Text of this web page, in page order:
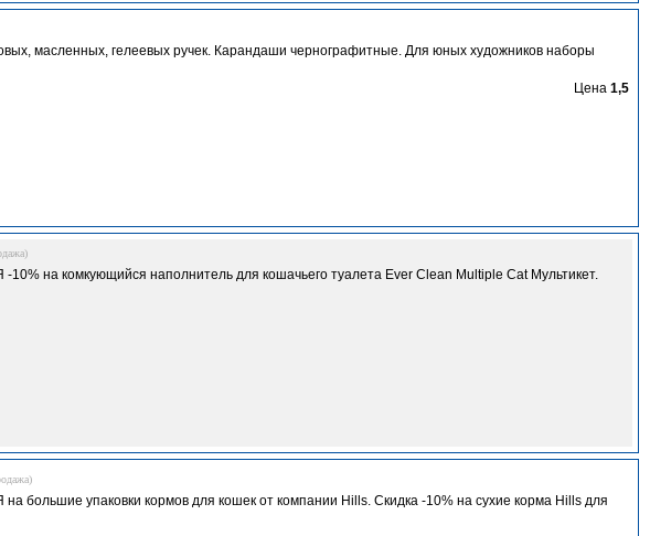
масленных, гелеевых ручек. Карандаши чернографитные. Для юных художников наборы
Цена 1,5
)
на комкующийся наполнитель для кошачьего туалета Ever Clean Multiple Cat Мультикет.
)
большие упаковки кормов для кошек от компании Hills. Скидка -10% на сухие корма Hills для